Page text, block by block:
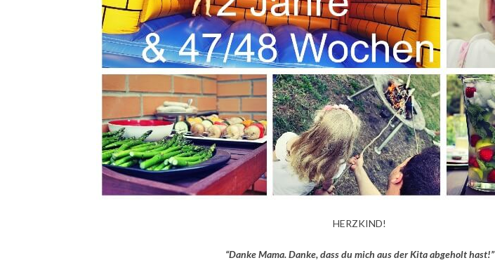
HERZKIND!
“Danke Mama. Danke, dass du mich aus der Kita abgeholt hast!”